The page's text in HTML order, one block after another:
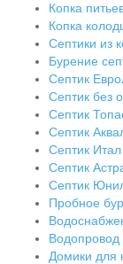
Копка
Копка
Септики из
Бурение
Септик
Септик без
Септик
Септик
Септик Итал
Септик
Септик
Пробное
Водопровод
Домики для